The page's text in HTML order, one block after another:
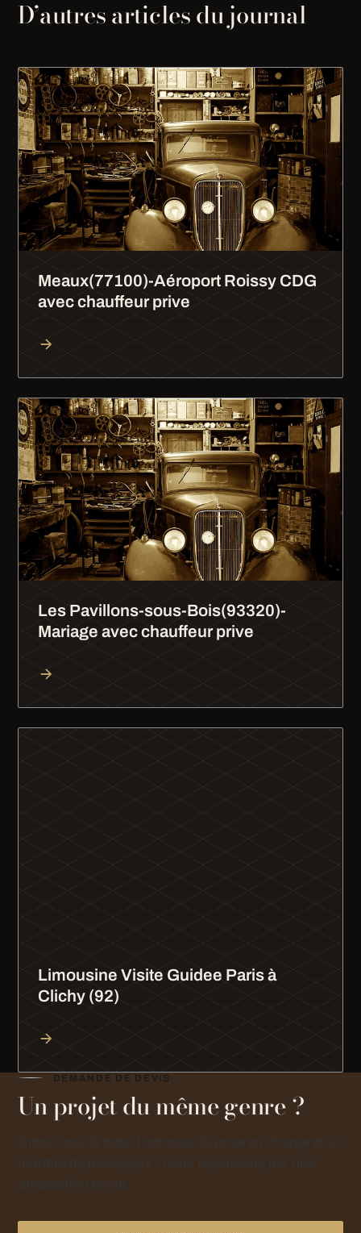
D’autres articles du journal
Meaux(77100)-Aéroport Roissy CDG
avec chauffeur prive
Les Pavillons-sous-Bois(93320)-
Mariage avec chauffeur prive
Limousine Visite Guidee Paris à
Clichy (92)
DEMANDE DE DEVIS
Un projet du même genre ?